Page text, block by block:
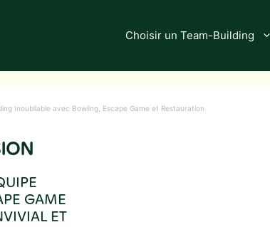
Choisir un Team-Building
Inoubliable avec Bowling, Escape Game et Restauration
GAME
ET